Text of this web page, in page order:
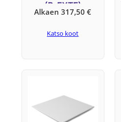
(B-EXTE)
Ruostumaton
Alkaen317,50€
Katso koot